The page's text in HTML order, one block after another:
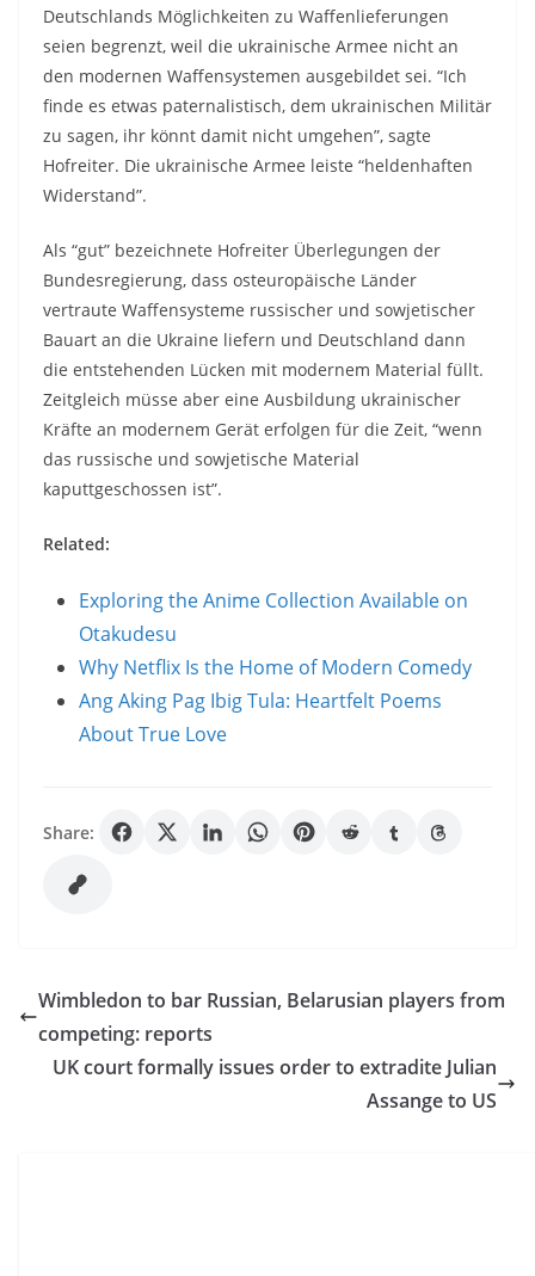
Deutschlands Möglichkeiten zu Waffenlieferungen
seien begrenzt, weil die ukrainische Armee nicht an
den modernen Waffensystemen ausgebildet sei. “Ich
finde es etwas paternalistisch, dem ukrainischen Militär
zu sagen, ihr könnt damit nicht umgehen”, sagte
Hofreiter. Die ukrainische Armee leiste “heldenhaften
Widerstand”.
Als “gut” bezeichnete Hofreiter Überlegungen der
Bundesregierung, dass osteuropäische Länder
vertraute Waffensysteme russischer und sowjetischer
Bauart an die Ukraine liefern und Deutschland dann
die entstehenden Lücken mit modernem Material füllt.
Zeitgleich müsse aber eine Ausbildung ukrainischer
Kräfte an modernem Gerät erfolgen für die Zeit, “wenn
das russische und sowjetische Material
kaputtgeschossen ist”.
Related:
Exploring the Anime Collection Available on
Otakudesu
Why Netflix Is the Home of Modern Comedy
Ang Aking Pag Ibig Tula: Heartfelt Poems
About True Love
Share:
Wimbledon to bar Russian, Belarusian players from
competing: reports
UK court formally issues order to extradite Julian
Assange to US